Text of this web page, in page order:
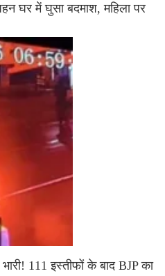
घर में घुसा बदमाश, महिला पर
111 इस्तीफों के बाद BJP का